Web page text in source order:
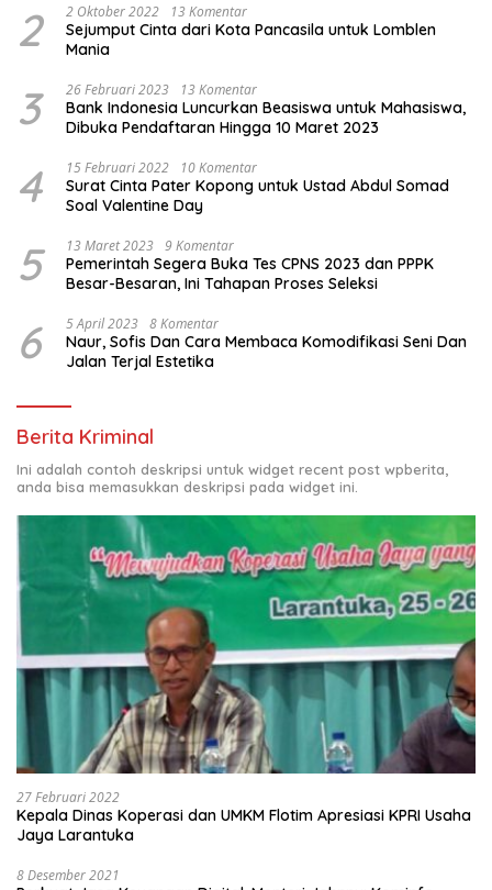
2 2 Oktober 2022 13 Komentar
Sejumput Cinta dari Kota Pancasila untuk Lomblen
Mania
3 26 Februari 2023 13 Komentar
Bank Indonesia Luncurkan Beasiswa untuk Mahasiswa,
Dibuka Pendaftaran Hingga 10 Maret 2023
4 15 Februari 2022 10 Komentar
Surat Cinta Pater Kopong untuk Ustad Abdul Somad
Soal Valentine Day
5 13 Maret 2023 9 Komentar
Pemerintah Segera Buka Tes CPNS 2023 dan PPPK
Besar-Besaran, Ini Tahapan Proses Seleksi
6 5 April 2023 8 Komentar
Naur, Sofis Dan Cara Membaca Komodifikasi Seni Dan
Jalan Terjal Estetika
Berita Kriminal
Ini adalah contoh deskripsi untuk widget recent post wpberita,
anda bisa memasukkan deskripsi pada widget ini.
27 Februari 2022
Kepala Dinas Koperasi dan UMKM Flotim Apresiasi KPRI Usaha
Jaya Larantuka
8 Desember 2021